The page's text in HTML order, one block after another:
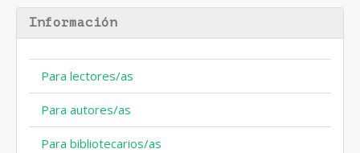
Información
Para lectores/as
Para autores/as
Para bibliotecarios/as